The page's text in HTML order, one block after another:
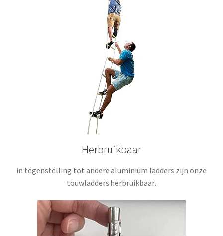
Herbruikbaar
in tegenstelling tot andere aluminium ladders zijn onze
touwladders herbruikbaar.